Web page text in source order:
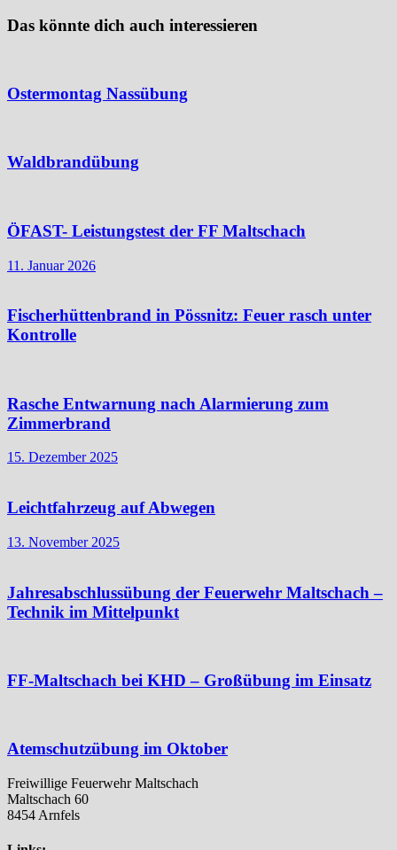
Das könnte dich auch interessieren
Ostermontag Nassübung
Waldbrandübung
ÖFAST- Leistungstest der FF Maltschach
11. Januar 2026
Fischerhüttenbrand in Pössnitz: Feuer rasch unter
Kontrolle
Rasche Entwarnung nach Alarmierung zum
Zimmerbrand
15. Dezember 2025
Leichtfahrzeug auf Abwegen
13. November 2025
Jahresabschlussübung der Feuerwehr Maltschach –
Technik im Mittelpunkt
FF-Maltschach bei KHD – Großübung im Einsatz
Atemschutzübung im Oktober
Freiwillige Feuerwehr Maltschach
Maltschach 60
8454 Arnfels